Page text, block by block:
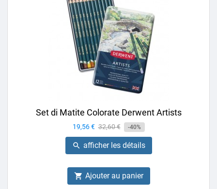
Set di Matite Colorate Derwent Artists
Prix
19,56 € Prix
de
base
32,60 € -40%
 afficher les détails
 Ajouter au panier